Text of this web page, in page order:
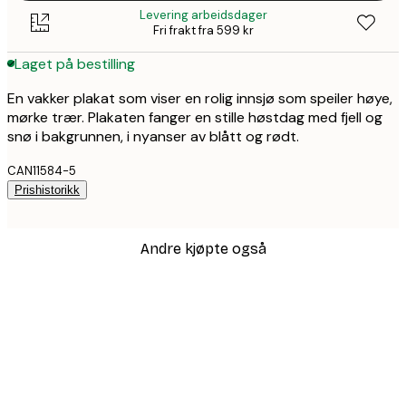
Levering arbeidsdager
Fri frakt fra 599 kr
Laget på bestilling
En vakker plakat som viser en rolig innsjø som speiler høye,
mørke trær. Plakaten fanger en stille høstdag med fjell og
snø i bakgrunnen, i nyanser av blått og rødt.
CAN11584-5
Prishistorikk
Andre kjøpte også